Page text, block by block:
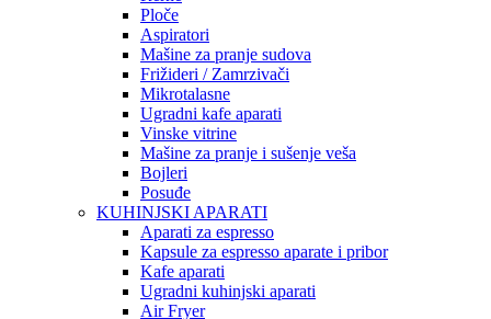
Ploče
Aspiratori
Mašine za pranje sudova
Frižideri / Zamrzivači
Mikrotalasne
Ugradni kafe aparati
Vinske vitrine
Mašine za pranje i sušenje veša
Bojleri
Posuđe
KUHINJSKI APARATI
Aparati za espresso
Kapsule za espresso aparate i pribor
Kafe aparati
Ugradni kuhinjski aparati
Air Fryer